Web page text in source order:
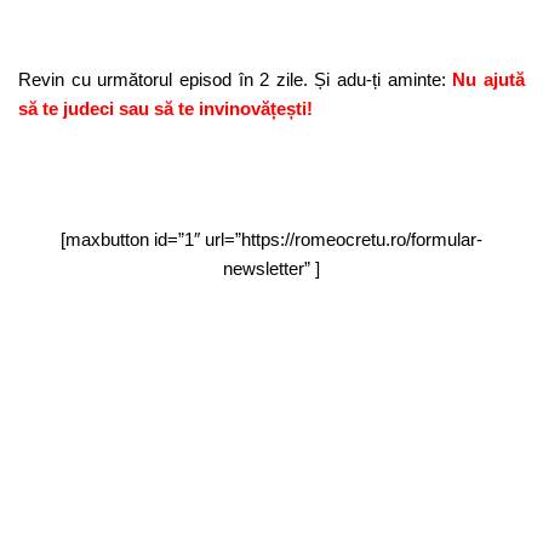
Revin cu următorul episod în 2 zile. Și adu-ți aminte: Nu ajută
să te judeci sau să te invinovățești!
[maxbutton id=”1″ url=”https://romeocretu.ro/formular-
newsletter” ]